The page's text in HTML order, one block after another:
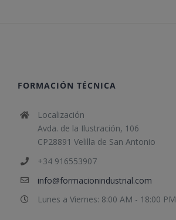
FORMACIÓN TÉCNICA
Localización
Avda. de la Ilustración, 106
CP28891 Velilla de San Antonio
+34 916553907
info@formacionindustrial.com
Lunes a Viernes: 8:00 AM - 18:00 PM